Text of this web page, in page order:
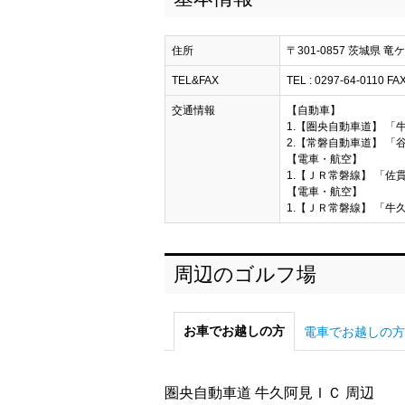
住所 〒301-0857 茨城県 竜
TEL&FAX TEL : 0297-64-0110
交通情報
【自動車】
1.【圏央自動車道】 「
2.【常磐自動車道】 「
【電車・航空】
1.【ＪＲ常磐線】 「佐
【電車・航空】
1.【ＪＲ常磐線】 「牛
周辺のゴルフ場
お車でお越しの方 電車でお越しの方
圏央自動車道 牛久阿見ＩＣ 周辺